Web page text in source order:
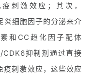
刺激效应；其次，
细胞因子的分泌来介
和CC趋化因子配体
抑制剂通过直接
疫刺激效应，这些效应